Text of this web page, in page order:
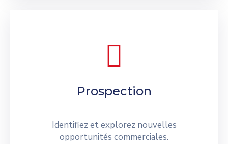
Prospection
Identifiez et explorez nouvelles
opportunités commerciales.